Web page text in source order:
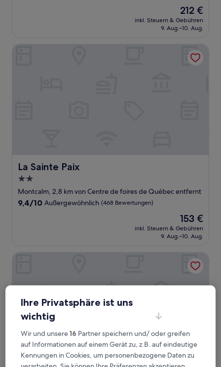
Der
Preis
beträgt
212 €
inkl. Steuern & Gebühren
9. Aug.–10. Aug.
La Sainte Paix
La Sainte Paix
2.0-
Sterne-
Unterkunft
Montcalm, 2,8 km von Centre de foires de Québec entfernt
9.4
9,4/10 Außergewöhnlich (468 Bewertungen)
Der
Preis
beträgt
153 €
inkl. Steuern & Gebühren
9. Aug.–10. Aug.
Ihre Privatsphäre ist uns
wichtig
Wir und unsere16 Partner speichern und/ oder greifen
auf Informationen auf einem Gerät zu, z.B. auf eindeutige
Kennungen in Cookies, um personenbezogene Daten zu